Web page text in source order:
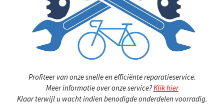
Profiteer van onze snelle en efficiënte reparatieservice.
Meer informatie over onze service?Klik hier
Klaar terwijl u wacht indien benodigde onderdelen voorradig.